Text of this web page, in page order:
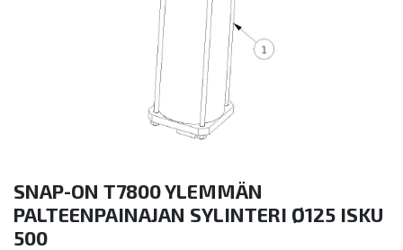
SNAP-ON T7800 YLEMMÄN
PALTEENPAINAJAN SYLINTERI Ø125 ISKU
500